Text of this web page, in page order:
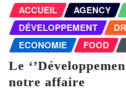
ACCUEIL AGENCY
DÉVELOPPEMENT
ECONOMIE
FOOD
Le
notre affaire